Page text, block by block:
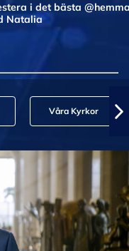
i det bästa
Natalia
Våra Kyrkor